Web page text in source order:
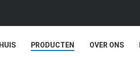
HUIS PRODUCTEN OVER ONS